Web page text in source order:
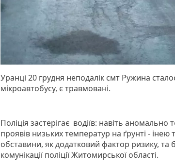
Уранці 20 грудня неподалік смт Ружина
мікроавтобусу, є травмовані.
Поліція застерігає водіїв: навіть
проявів низьких температур на ґрунті - інею
обставини, як додатковий фактор ризику, та
комунікації поліції Житомирської області.